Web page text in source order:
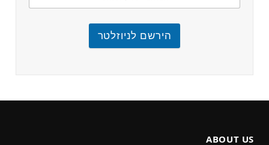
הירשם לניוזלטר
ABOUT US